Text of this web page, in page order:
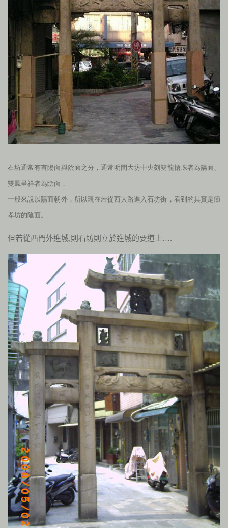
石坊通常有有陽面與陰面之分，通常明間大坊中央刻雙龍搶珠者為陽面、
雙鳳呈祥者為陰面，
一般來說以陽面朝外，所以現在若從西大路進入石坊街，看到的其實是節
孝坊的陰面。
但若從西門外進城,則石坊則立於進城的要道上….